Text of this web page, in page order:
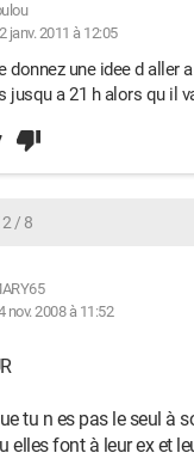
janv. 2011 à 12:05
donnez une idee d aller
jusqu a 21 h alors qu il
2 / 8
nov. 2008 à 11:52
tu n es pas le seul à
elles font à leur ex et